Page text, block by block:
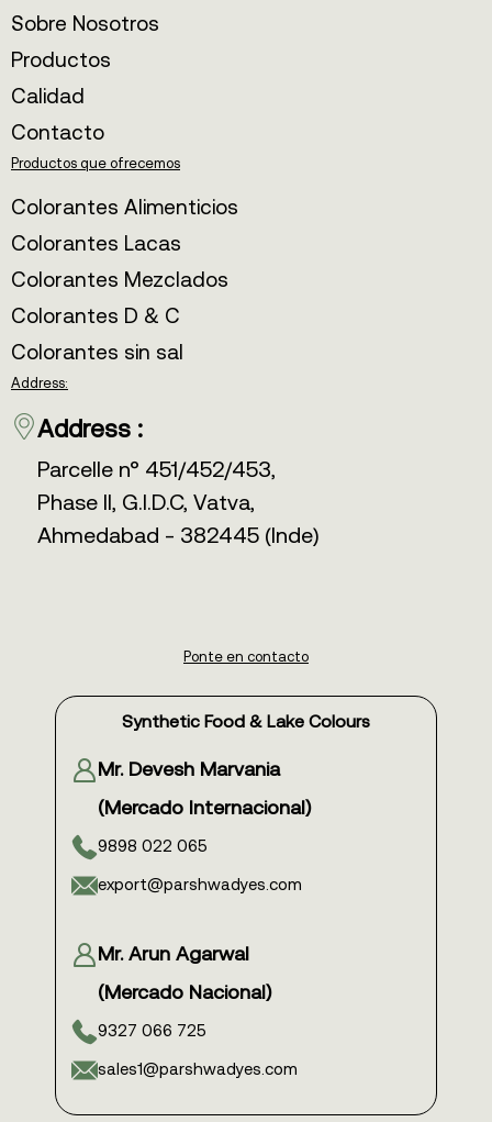
Sobre Nosotros
Productos
Calidad
Contacto
Productos que ofrecemos
Colorantes Alimenticios
Colorantes Lacas
Colorantes Mezclados
Colorantes D & C
Colorantes sin sal
Address:
Address :
Parcelle n° 451/452/453,
Phase II, G.I.D.C, Vatva,
Ahmedabad - 382445 (Inde)
Ponte en contacto
Synthetic Food & Lake Colours
Mr. Devesh Marvania
(Mercado Internacional)
9898 022 065
export@parshwadyes.com
Mr. Arun Agarwal
(Mercado Nacional)
9327 066 725
sales1@parshwadyes.com